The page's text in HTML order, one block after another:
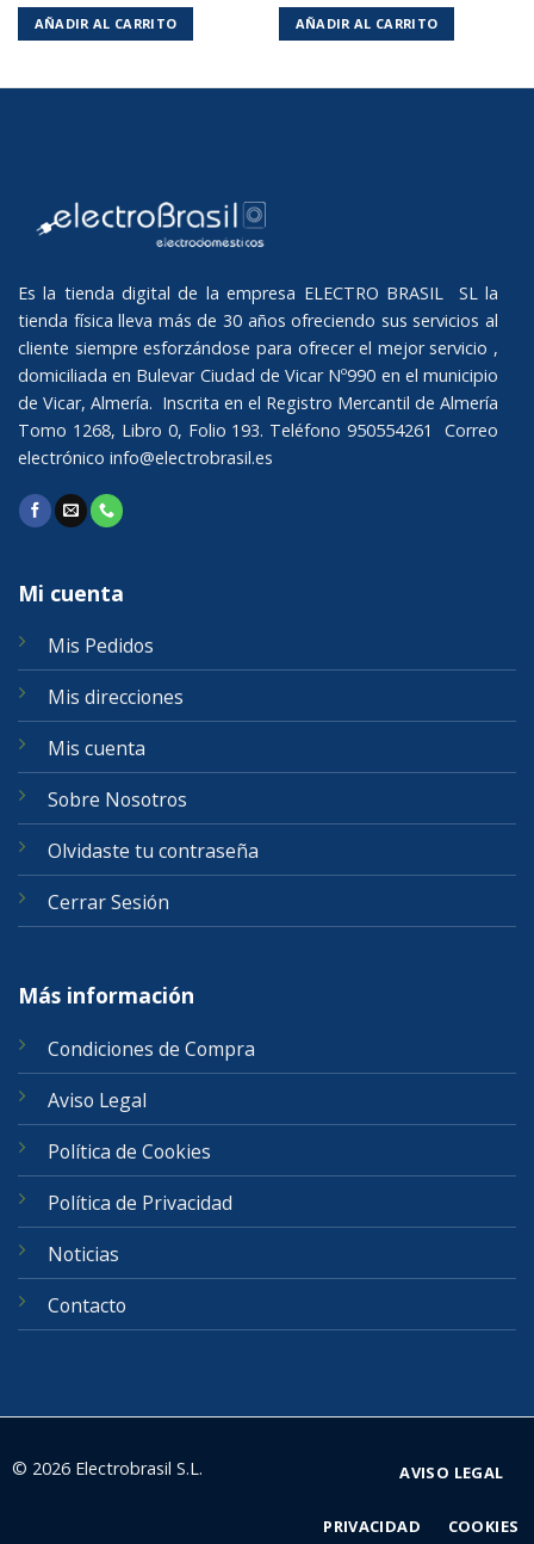
AÑADIR AL CARRITO AÑADIR AL CARRITO
Es la tienda digital de la empresa ELECTRO BRASIL SL la
tienda física lleva más de 30 años ofreciendo sus servicios al
cliente siempre esforzándose para ofrecer el mejor servicio ,
domiciliada en Bulevar Ciudad de Vicar Nº990 en el municipio
de Vicar, Almería. Inscrita en el Registro Mercantil de Almería
Tomo 1268, Libro 0, Folio 193. Teléfono 950554261 Correo
electrónico info@electrobrasil.es
Mi cuenta
Mis Pedidos
Mis direcciones
Mis cuenta
Sobre Nosotros
Olvidaste tu contraseña
Cerrar Sesión
Más información
Condiciones de Compra
Aviso Legal
Política de Cookies
Política de Privacidad
Noticias
Contacto
© 2026 Electrobrasil S.L. AVISO LEGAL
PRIVACIDAD COOKIES